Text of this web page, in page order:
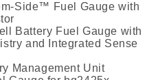
Side™ Fuel Gauge with
Battery Fuel Gauge with
and Integrated Sense
Management Unit